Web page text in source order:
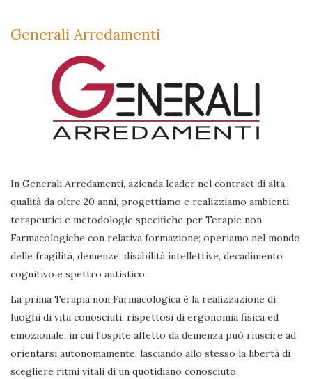
Generali Arredamenti
In Generali Arredamenti, azienda leader nel contract di alta
qualità da oltre 20 anni, progettiamo e realizziamo ambienti
terapeutici e metodologie specifiche per Terapie non
Farmacologiche con relativa formazione; operiamo nel mondo
delle fragilità, demenze, disabilità intellettive, decadimento
cognitivo e spettro autistico.
La prima Terapia non Farmacologica è la realizzazione di
luoghi di vita conosciuti, rispettosi di ergonomia fisica ed
emozionale, in cui l'ospite affetto da demenza può riuscire ad
orientarsi autonomamente, lasciando allo stesso la libertà di
scegliere ritmi vitali di un quotidiano conosciuto.